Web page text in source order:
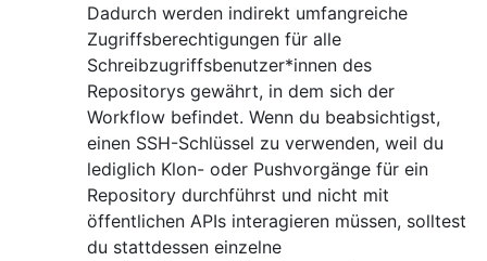
Dadurch werden indirekt umfangreiche
Zugriffsberechtigungen für alle
Schreibzugriffsbenutzer*innen des
Repositorys gewährt, in dem sich der
Workflow befindet. Wenn du beabsichtigst,
einen SSH-Schlüssel zu verwenden, weil du
lediglich Klon- oder Pushvorgänge für ein
Repository durchführst und nicht mit
öffentlichen APIs interagieren müssen, solltest
du stattdessen einzelne